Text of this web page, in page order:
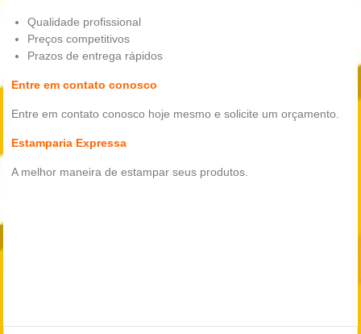
Qualidade profissional
Preços competitivos
Prazos de entrega rápidos
Entre em contato conosco
Entre em contato conosco hoje mesmo e solicite um orçamento.
Estamparia Expressa
A melhor maneira de estampar seus produtos.